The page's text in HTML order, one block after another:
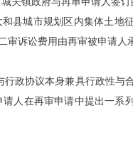
县城市规划区内集体土地
审诉讼费用由再审被申请人
政协议本身兼具行政性与
人在再审申请中提出一系